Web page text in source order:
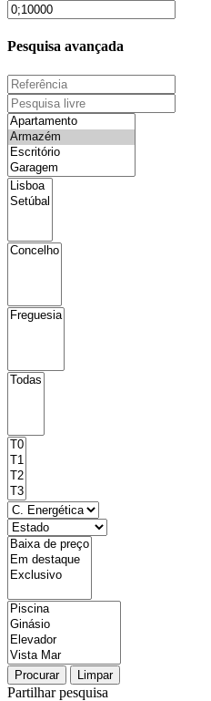
Pesquisa avançada
Procurar Limpar
Partilhar pesquisa